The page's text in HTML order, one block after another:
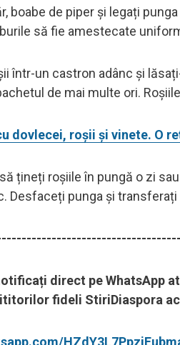
boabe de piper și legați
să fie amestecate
într-un castron adânc și
de mai multe ori.
dovlecei, roșii și vinete. O
țineți roșiile în pungă o zi
Desfaceți punga și
direct pe WhatsApp
fideli StiriDiaspora